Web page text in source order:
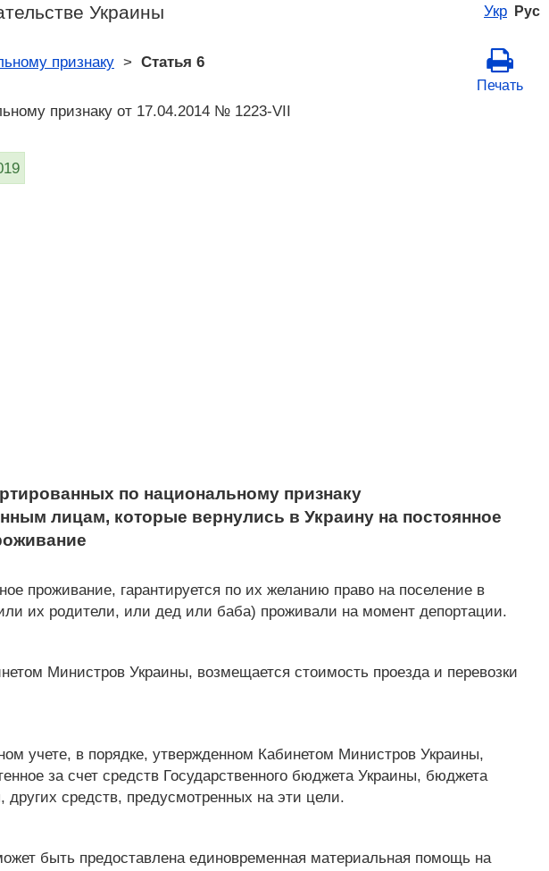
Укр Рус
Украины
признаку > Статья 6
Печать
признаку от 17.04.2014 № 1223-VII
по национальному признаку
лицам, которые вернулись в Украину на постоянное
проживание, гарантируется по их желанию право на поселение в
их родители, или дед или баба) проживали на момент депортации.
Министров Украины, возмещается стоимость проезда и перевозки
учете, в порядке, утвержденном Кабинетом Министров Украины,
за счет средств Государственного бюджета Украины, бюджета
средств, предусмотренных на эти цели.
быть предоставлена единовременная материальная помощь на